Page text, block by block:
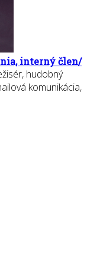
interný člen/
hudobný
komunikácia,